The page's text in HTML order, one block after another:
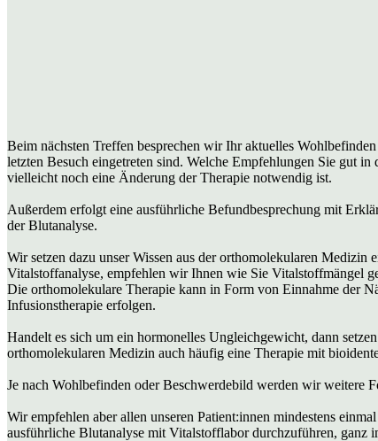
Beim nächsten Treffen besprechen wir Ihr aktuelles
letzten Besuch eingetreten sind. Welche Empfehlungen Sie gut
vielleicht noch eine Änderung der Therapie notwendig ist.
Außerdem erfolgt eine ausführliche Befundbesprechung mit
der Blutanalyse.
Wir setzen dazu unser Wissen aus der orthomolekularen Medizin
Vitalstoffanalyse, empfehlen wir Ihnen wie Sie Vitalstoffmängel
Die orthomolekulare Therapie kann in Form von Einnahme der
Infusionstherapie erfolgen.
Handelt es sich um ein hormonelles Ungleichgewicht, dann
orthomolekularen Medizin auch häufig eine Therapie mit
Je nach Wohlbefinden oder Beschwerdebild werden wir weitere
Wir empfehlen aber allen unseren Patient:innen mindestens
ausführliche Blutanalyse mit Vitalstofflabor durchzuführen, ganz